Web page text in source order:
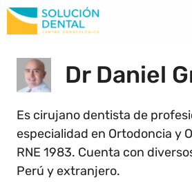
Dr Daniel
Es cirujano dentista de
especialidad en Ortodoncia y
RNE 1983. Cuenta con
Perú y extranjero.